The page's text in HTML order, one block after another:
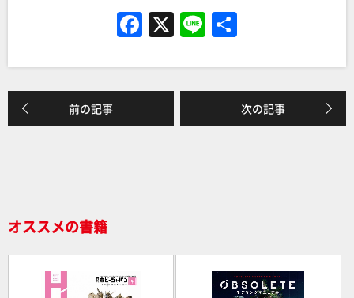
F
c
e
b
X Li
e
前の記事 次の記事
オススメの書籍